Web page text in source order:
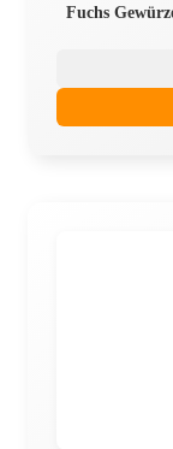
Fuchs